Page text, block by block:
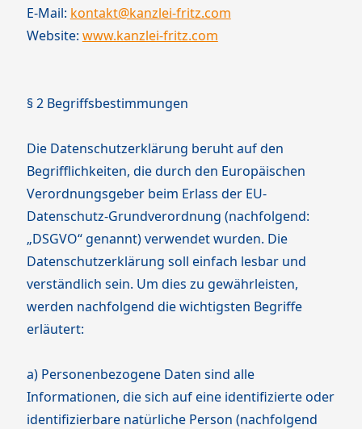
E-Mail: kontakt@kanzlei-fritz.com
Website: www.kanzlei-fritz.com
§ 2 Begriffsbestimmungen
Die Datenschutzerklärung beruht auf den
Begrifflichkeiten, die durch den Europäischen
Verordnungsgeber beim Erlass der EU-
Datenschutz-Grundverordnung (nachfolgend:
„DSGVO“ genannt) verwendet wurden. Die
Datenschutzerklärung soll einfach lesbar und
verständlich sein. Um dies zu gewährleisten,
werden nachfolgend die wichtigsten Begriffe
erläutert:
a) Personenbezogene Daten sind alle
Informationen, die sich auf eine identifizierte oder
identifizierbare natürliche Person (nachfolgend